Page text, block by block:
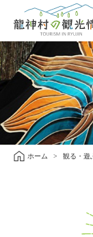
ス
キ
ッ
ホーム > 観る・遊